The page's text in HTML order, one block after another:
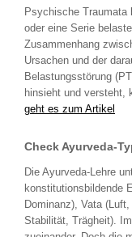
Psychische Traumata
oder eine Serie
Zusammenhang
Ursachen und der
Belastungsstörung
hinsieht und versteht,
geht es zum Artikel
Check Ayurveda-
Die Ayurveda-Lehre
konstitutionsbildende
Dominanz), Vata
Stabilität, Trägheit).